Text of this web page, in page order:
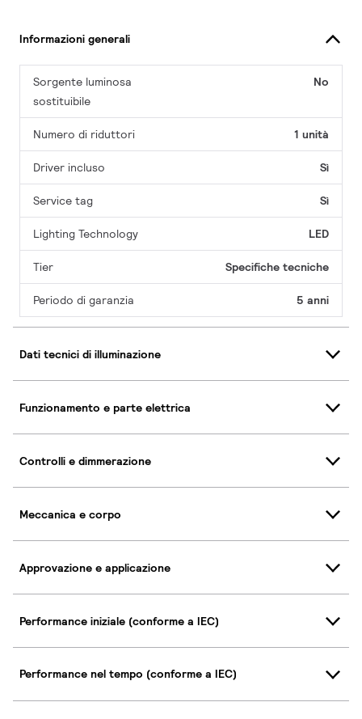
Informazioni generali
Sorgente luminosa
sostituibile
No
Numero di riduttori 1 unità
Driver incluso Sì
Service tag Sì
Lighting Technology LED
Tier Specifiche tecniche
Periodo di garanzia 5 anni
Dati tecnici di illuminazione
Funzionamento e parte elettrica
Controlli e dimmerazione
Meccanica e corpo
Approvazione e applicazione
Performance iniziale (conforme a IEC)
Performance nel tempo (conforme a IEC)